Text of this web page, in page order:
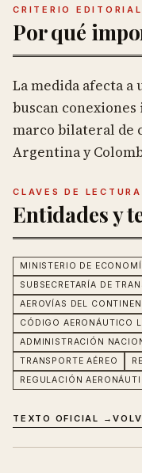
CRITERIO EDITORIAL
Por qué
La medida afecta a
buscan
marco bilateral de
Argentina y
CLAVES DE LECTURA
Entidades y
MINISTERIO DE
SUBSECRETARÍA DE
AEROVÍAS DEL
CÓDIGO AERONÁUTICO
ADMINISTRACIÓN
TRANSPORTE AÉREO
REGULACIÓN
TEXTO OFICIAL →